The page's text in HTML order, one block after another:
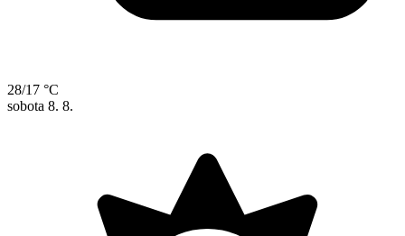
28/17 °C
sobota 8. 8.